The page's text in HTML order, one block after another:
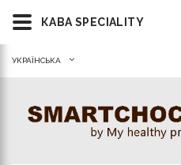
УКРАЇНСЬКА
КАВА SPECIALITY